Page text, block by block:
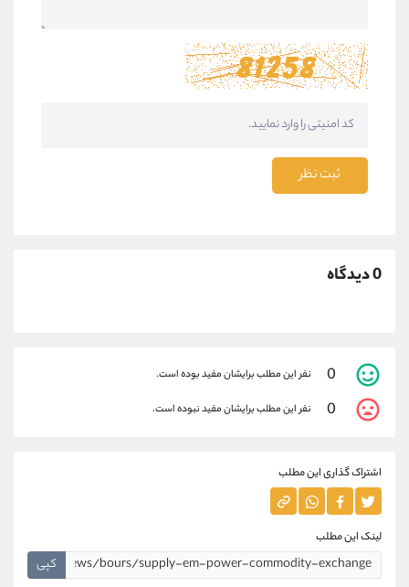
ثبت نظر
0 دیدگاه
0 نفر این مطلب برایشان مفید بوده است.
0 نفر این مطلب برایشان مفید نبوده است.
اشتراک گذاری این مطلب
لینک این مطلب
کپی